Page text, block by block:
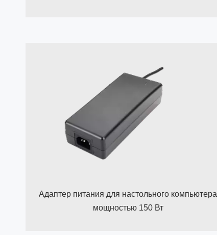
Адаптер питания для настольного компьютера
мощностью 150 Вт